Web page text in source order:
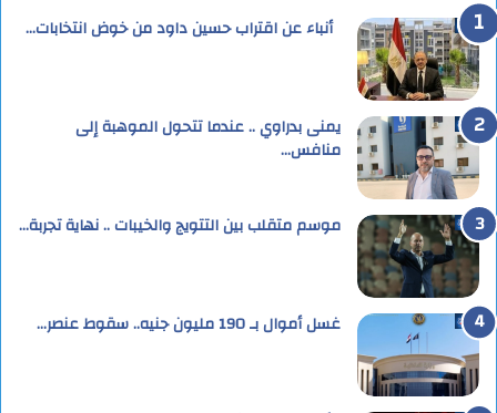
أنباء عن اقتراب حسين داود من خوض انتخابات…
يمنى بدراوي .. عندما تتحول الموهبة إلى
منافس…
موسم متقلب بين التتويج والخيبات .. نهاية تجربة…
غسل أموال بـ 190 مليون جنيه.. سقوط عنصر…